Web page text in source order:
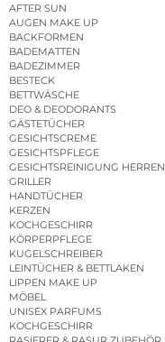
AFTER SUN
AUGEN MAKE UP
BACKFORMEN
BADEMATTEN
BADEZIMMER
BESTECK
BETTWÄSCHE
DEO & DEODORANTS
GÄSTETÜCHER
GESICHTSCREME
GESICHTSPFLEGE
GESICHTSREINIGUNG HERREN
GRILLER
HANDTÜCHER
KERZEN
KOCHGESCHIRR
KÖRPERPFLEGE
KUGELSCHREIBER
LEINTÜCHER & BETTLAKEN
LIPPEN MAKE UP
MÖBEL
UNISEX PARFUMS
KOCHGESCHIRR